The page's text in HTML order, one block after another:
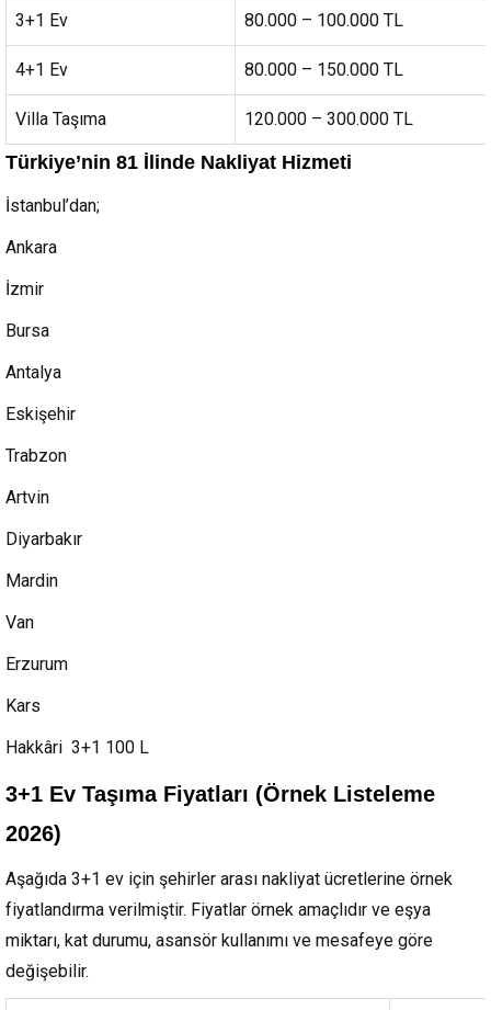
3+1 Ev 80.000 – 100.000 TL
4+1 Ev 80.000 – 150.000 TL
Villa Taşıma 120.000 – 300.000 TL
Türkiye’nin 81 İlinde Nakliyat Hizmeti
İstanbul’dan;
Ankara
İzmir
Bursa
Antalya
Eskişehir
Trabzon
Artvin
Diyarbakır
Mardin
Van
Erzurum
Kars
Hakkâri 3+1 100 L
3+1 Ev Taşıma Fiyatları (Örnek Listeleme
2026)
Aşağıda 3+1 ev için şehirler arası nakliyat ücretlerine örnek
fiyatlandırma verilmiştir. Fiyatlar örnek amaçlıdır ve eşya
miktarı, kat durumu, asansör kullanımı ve mesafeye göre
değişebilir.